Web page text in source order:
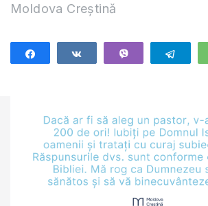
Moldova Creștină